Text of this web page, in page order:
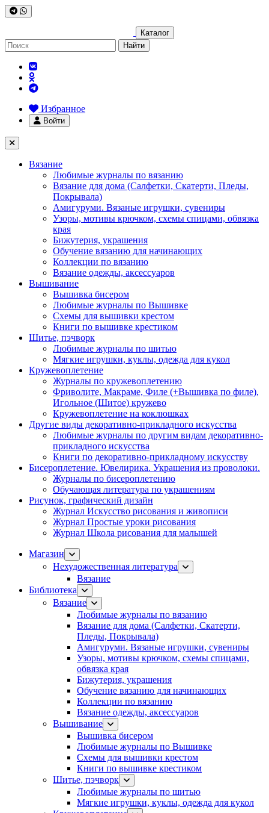
Каталог
Найти
Избранное
Войти
Вязание
Любимые журналы по вязанию
Вязание для дома (Салфетки, Скатерти, Пледы,
Покрывала)
Амигуруми. Вязаные игрушки, сувениры
Узоры, мотивы крючком, схемы спицами, обвязка
края
Бижутерия, украшения
Обучение вязанию для начинающих
Коллекции по вязанию
Вязание одежды, аксессуаров
Вышивание
Вышивка бисером
Любимые журналы по Вышивке
Схемы для вышивки крестом
Книги по вышивке крестиком
Шитье, пэчворк
Любимые журналы по шитью
Мягкие игрушки, куклы, одежда для кукол
Кружевоплетение
Журналы по кружевоплетению
Фриволите, Макраме, Филе (+Вышивка по филе),
Игольное (Шитое) кружево
Кружевоплетение на коклюшках
Другие виды декоративно-прикладного искусства
Любимые журналы по другим видам декоративно-
прикладного искусства
Книги по декоративно-прикладному искусству
Бисероплетение. Ювелирика. Украшения из проволоки.
Журналы по бисероплетению
Обучающая литература по украшениям
Рисунок, графический дизайн
Журнал Искусство рисования и живописи
Журнал Простые уроки рисования
Журнал Школа рисования для малышей
Магазин
Нехудожественная литература
Вязание
Библиотека
Вязание
Любимые журналы по вязанию
Вязание для дома (Салфетки, Скатерти,
Пледы, Покрывала)
Амигуруми. Вязаные игрушки, сувениры
Узоры, мотивы крючком, схемы спицами,
обвязка края
Бижутерия, украшения
Обучение вязанию для начинающих
Коллекции по вязанию
Вязание одежды, аксессуаров
Вышивание
Вышивка бисером
Любимые журналы по Вышивке
Схемы для вышивки крестом
Книги по вышивке крестиком
Шитье, пэчворк
Любимые журналы по шитью
Мягкие игрушки, куклы, одежда для кукол